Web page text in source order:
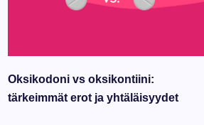
Oksikodoni vs oksikontiini:
tärkeimmät erot ja yhtäläisyydet